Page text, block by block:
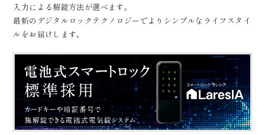
入力による解錠方法が選べます。
最新のデジタルロックテクノロジーでよりシンプルなライフスタイ
ルをお届けします。